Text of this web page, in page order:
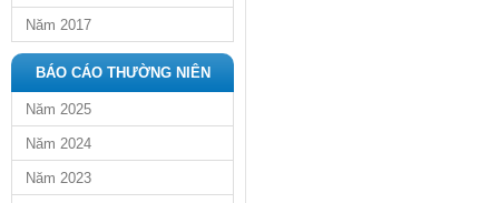
Năm 2017
BÁO CÁO THƯỜNG NIÊN
Năm 2025
Năm 2024
Năm 2023